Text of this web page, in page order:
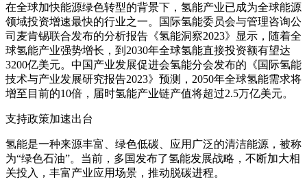
在全球加快能源绿色转型的背景下，氢能产业已成为全球能源
领域投资增速最快的行业之一。国际氢能委员会与管理咨询公
司麦肯锡联合发布的分析报告《氢能洞察2023》显示，随着全
球氢能产业强势增长，到2030年全球氢能直接投资额有望达
3200亿美元。中国产业发展促进会氢能分会发布的《国际氢能
技术与产业发展研究报告2023》预测，2050年全球氢能需求将
增至目前的10倍，届时氢能产业链产值将超过2.5万亿美元。
支持政策加速出台
氢能是一种来源丰富、绿色低碳、应用广泛的清洁能源，被称
为“绿色石油”。当前，多国发布了氢能发展战略，不断加大相
关投入，丰富产业应用场景，推动脱碳进程。